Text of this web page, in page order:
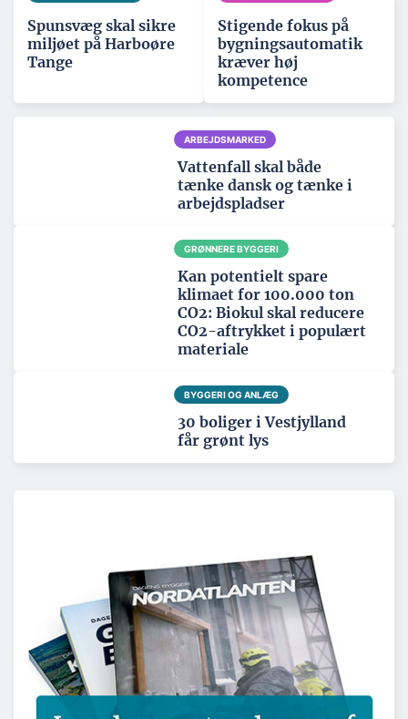
Spunsvæg skal sikre
miljøet på Harboøre
Tange
Stigende fokus på
bygningsautomatik
kræver høj
kompetence
ARBEJDSMARKED
Vattenfall skal både
tænke dansk og tænke i
arbejdspladser
GRØNNERE BYGGERI
Kan potentielt spare
klimaet for 100.000 ton
CO2: Biokul skal reducere
CO2-aftrykket i populært
materiale
BYGGERI OG ANLÆG
30 boliger i Vestjylland
får grønt lys